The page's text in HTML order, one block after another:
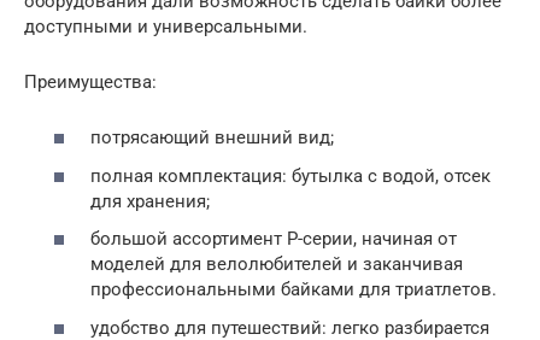
доступными и универсальными.
Преимущества:
потрясающий внешний вид;
полная комплектация: бутылка с водой, отсек
для хранения;
большой ассортимент Р-серии, начиная от
моделей для велолюбителей и заканчивая
профессиональными байками для триатлетов.
удобство для путешествий: легко разбирается